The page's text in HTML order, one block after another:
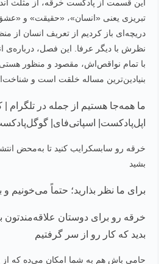
این قسمت از پادکست خرقه، از مثلث
تبریزی یعنی «انسان»، «حقیقت» و
دریچه‌ای باز کردیم از تعریف انسان از
نظرش با دیگر عرفا. این فصل،
با تمام نواقص‌اش، مقصود و منظور
بنیادین‌ترین مساله خلقت است و
ما همه‌جا هستیم از جمله در
اپل‌پادکست| اسپاتی‌فای|
خرقه رو سابسکرایب کنید تا به‌محض
بشید
برای ما نظر بذارید؛ حتماً می‌خونیم
خرقه رو برای دوستان‌ علاقه‌مندتون
بدید که کار رو از سر گرفتیم
حامی باش هم به شما امکان می‌ده که از